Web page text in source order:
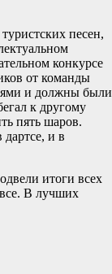
песен,
конкурсе
от команды
и должны были
к другому
пять шаров.
дартсе, и в
итоги всех
В лучших